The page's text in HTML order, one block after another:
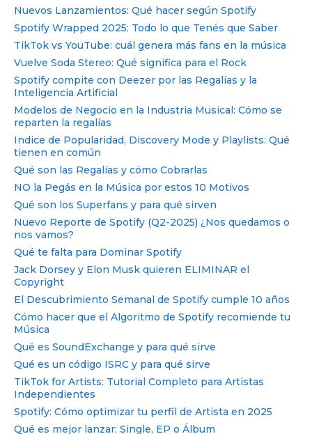
Nuevos Lanzamientos: Qué hacer según Spotify
Spotify Wrapped 2025: Todo lo que Tenés que Saber
TikTok vs YouTube: cuál genera más fans en la música
Vuelve Soda Stereo: Qué significa para el Rock
Spotify compite con Deezer por las Regalías y la
Inteligencia Artificial
Modelos de Negocio en la Industria Musical: Cómo se
reparten la regalías
Indice de Popularidad, Discovery Mode y Playlists: Qué
tienen en común
Qué son las Regalías y cómo Cobrarlas
NO la Pegás en la Música por estos 10 Motivos
Qué son los Superfans y para qué sirven
Nuevo Reporte de Spotify (Q2-2025) ¿Nos quedamos o
nos vamos?
Qué te falta para Dominar Spotify
Jack Dorsey y Elon Musk quieren ELIMINAR el
Copyright
El Descubrimiento Semanal de Spotify cumple 10 años
Cómo hacer que el Algoritmo de Spotify recomiende tu
Música
Qué es SoundExchange y para qué sirve
Qué es un código ISRC y para qué sirve
TikTok for Artists: Tutorial Completo para Artistas
Independientes
Spotify: Cómo optimizar tu perfil de Artista en 2025
Qué es mejor lanzar: Single, EP o Álbum